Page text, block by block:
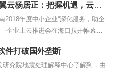
云杨居正：把握机遇，云计
业转型
2018年度中小企业“深化服务，助企
企业上云推进会在海口拉开帷幕。
，中国电信云计算分公司市场部总
...
件打破国外垄断
究院地震处理解释中心了解到，由